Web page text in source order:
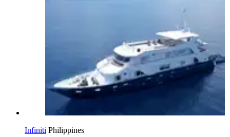
Infiniti Philippines